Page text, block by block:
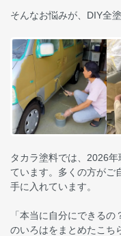
そんなお悩みが、DIY全
タカラ塗料では、2026
ています。多くの方がご
手に入れています。
「本当に自分にできる
のいろはをまとめたこち